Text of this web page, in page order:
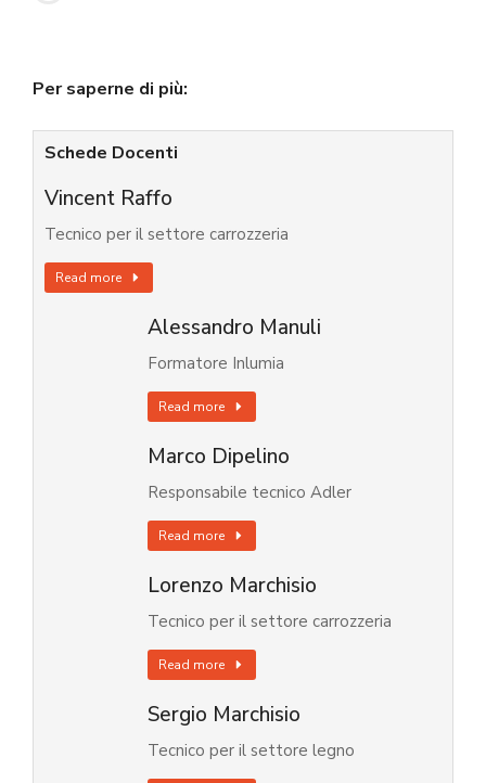
Per saperne di più:
Schede Docenti
Vincent Raffo
Tecnico per il settore carrozzeria
Read more
Alessandro Manuli
Formatore Inlumia
Read more
Marco Dipelino
Responsabile tecnico Adler
Read more
Lorenzo Marchisio
Tecnico per il settore carrozzeria
Read more
Sergio Marchisio
Tecnico per il settore legno